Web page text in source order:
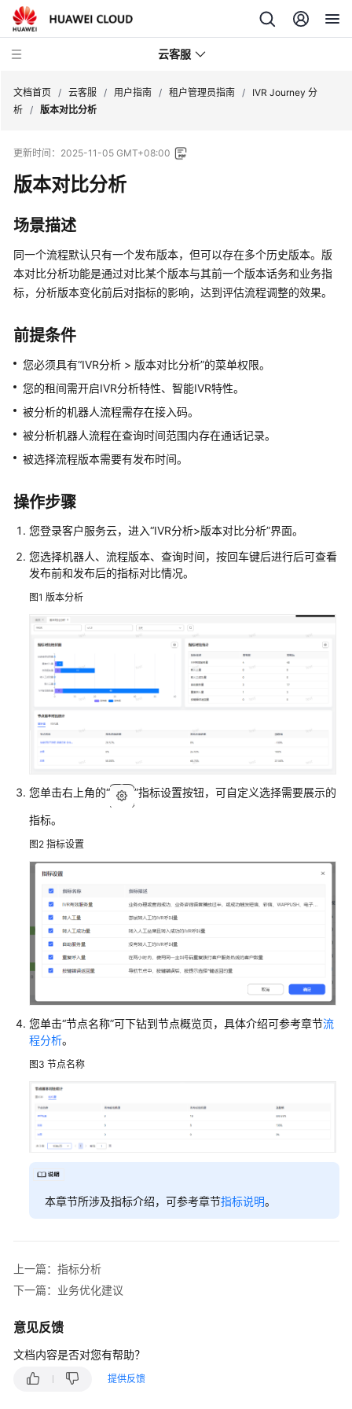
云客服
品
介
绍
快
门
户
南
云
制
台
作
指
南
租
户
管
指
南
识
间
置
员
工
中
心
启
用
工
服
务
配
置
配
体
道
机
器
文档首页 / 云客服 / 用户指南 / 租户管理员指南 /
IVR Journey 分
析 / 版本对比分析
更新时间： 2025-11-05 GMT+08:00
版本对比分析
场景描述
同一个流程默认只有一个发布版本，但可以存在多个历史版本。版
本对比分析功能是通过对比某个版本与其前一个版本话务和业务指
标，分析版本变化前后对指标的影响，达到评估流程调整的效果。
前提条件
您必须具有“IVR分析 > 版本对比分析”的菜单权限。
您的租间需开启IVR分析特性、智能IVR特性。
被分析的机器人流程需存在接入码。
被分析机器人流程在查询时间范围内存在通话记录。
被选择流程版本需要有发布时间。
操作步骤
您登录客户服务云，进入“IVR分析>版本对比分析”界面。
您选择机器人、流程版本、查询时间，按回车键后进行后可查看
发布前和发布后的指标对比情况。
图1 版本分析
您单击右上角的“ ”指标设置按钮，可自定义选择需要展示的
指标。
图2 指标设置
您单击“节点名称”可下钻到节点概览页，具体介绍可参考章节流
程分析。
图3 节点名称
本章节所涉及指标介绍，可参考章节指标说明。
上一篇：指标分析
下一篇：业务优化建议
意见反馈
文档内容是否对您有帮助？
提供反馈